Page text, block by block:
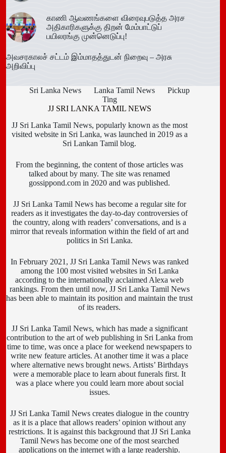
காணி ஆவணங்களை விரைவுபடுத்த அரச
அதிகாரிகளுக்கு திறன் மேம்பாட்டுப்
பயிலரங்கு முன்னெடுப்பு!
அவசரகாலச் சட்டம் இம்மாதத்துடன் நிறைவு – அரசு
அறிவிப்பு
Sri Lanka News Lanka Tamil News
Pickup
Ting
JJ SRI LANKA TAMIL NEWS
JJ Sri Lanka Tamil News, popularly known as the most
visited website in Sri Lanka, was launched in 2019 as a
Sri Lankan Tamil blog.
From the beginning, the content of those articles was
talked about by many. The site was renamed
gossippond.com in 2020 and was published.
JJ Sri Lanka Tamil News has become a regular site for
readers as it investigates the day-to-day controversies of
the country, along with readers’ conversations, and is a
mirror that reveals information within the field of art and
politics in Sri Lanka.
In February 2021, JJ Sri Lanka Tamil News was ranked
among the 100 most visited websites in Sri Lanka
according to the internationally acclaimed Alexa web
rankings. From then until now, JJ Sri Lanka Tamil News
has been able to maintain its position and maintain the trust
of its readers.
JJ Sri Lanka Tamil News, which has made a significant
contribution to the art of web publishing in Sri Lanka from
time to time, was once a place for weekend newspapers to
write new feature articles. At another time it was a place
where alternative news brought news. Artists’ Birthdays
were a memorable place to learn about funerals first. It
was a place where you could learn more about social
issues.
JJ Sri Lanka Tamil News creates dialogue in the country
as it is a place that allows readers’ opinion without any
restrictions. It is against this background that JJ Sri Lanka
Tamil News has become one of the most searched
applications on the internet with a large readership.